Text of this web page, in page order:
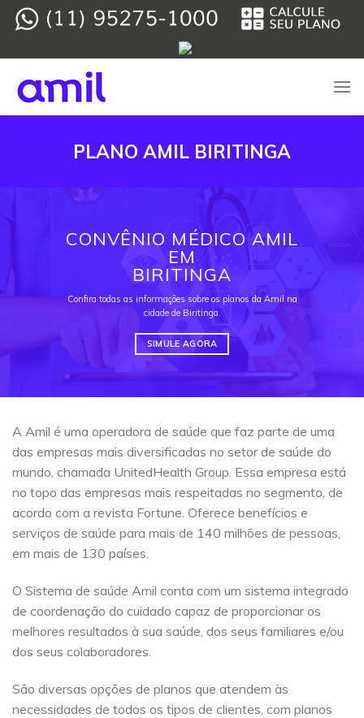
Skip
PLANO AMIL BIRITINGA
CONVÊNIO MÉDICO AMIL
EM
BIRITINGA
Confira todas as informações sobre os planos da Amil na
cidade de Biritinga.
SIMULE AGORA
A Amil é uma operadora de saúde que faz parte de uma
das empresas mais diversificadas no setor de saúde do
mundo, chamada UnitedHealth Group. Essa empresa está
no topo das empresas mais respeitadas no segmento, de
acordo com a revista Fortune. Oferece benefícios e
serviços de saúde para mais de 140 milhões de pessoas,
em mais de 130 países.
O Sistema de saúde Amil conta com um sistema integrado
de coordenação do cuidado capaz de proporcionar os
melhores resultados à sua saúde, dos seus familiares e/ou
dos seus colaboradores.
São diversas opções de planos que atendem às
necessidades de todos os tipos de clientes, com planos